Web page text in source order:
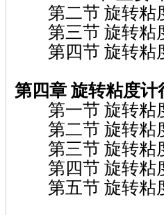
第二节 旋转粘
第三节 旋转粘
第四节 旋转粘
第四章 旋转粘度计
第一节 旋转粘
第二节 旋转粘
第三节 旋转粘
第四节 旋转粘
第五节 旋转粘